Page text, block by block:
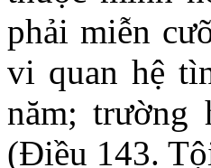
phải miễn
vi quan hệ
năm; trường
(Điều 143.